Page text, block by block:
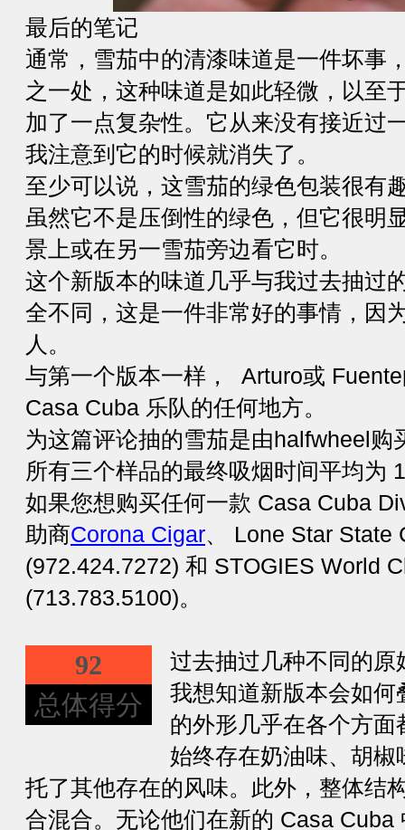
最后的笔记
通常，雪茄中的清漆味道是一件坏事
之一处，这种味道是如此轻微，以至
加了一点复杂性。它从来没有接近过
我注意到它的时候就消失了。
至少可以说，这雪茄的绿色包装很有
虽然它不是压倒性的绿色，但它很明
景上或在另一雪茄旁边看它时。
这个新版本的味道几乎与我过去抽过
全不同，这是一件非常好的事情，因
人。
与第一个版本一样， Arturo或
Casa Cuba 乐队的任何地方。
为这篇评论抽的雪茄是由halfwheel购
所有三个样品的最终吸烟时间平均为
如果您想购买任何一款 Casa Cuba
助商Corona Cigar、 Lone Star State
(972.424.7272) 和 STOGIES World
(713.783.5100)。
92
总体得分
过去抽过几种不同的
我想知道新版本会如
的外形几乎在各个方
始终存在奶油味、胡
托了其他存在的风味。此外，整体结
合混合。无论他们在新的 Casa Cuba